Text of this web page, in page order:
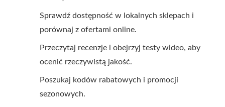
Sprawdź dostępność w lokalnych sklepach i
porównaj z ofertami online.
Przeczytaj recenzje i obejrzyj testy wideo, aby
ocenić rzeczywistą jakość.
Poszukaj kodów rabatowych i promocji
sezonowych.